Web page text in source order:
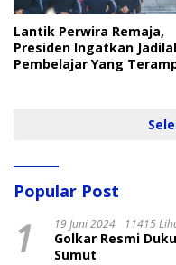
Lantik Perwira Remaja,
Presiden Ingatkan
Pembelajar Yang
Popular Post
1 19 Juni 2024 11415
Golkar Resmi
Sumut